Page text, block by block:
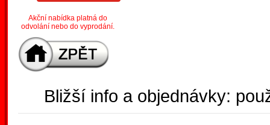
Akční nabídka platná do
odvolání nebo do vyprodání.
Bližší info a objednávky: